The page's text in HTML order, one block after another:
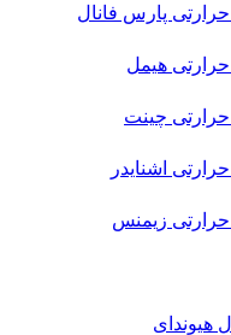
پارس فانال
حرارتی هیمل
حرارتی چینت
اشنایدر
حرارتی زیمنس
هیوندای